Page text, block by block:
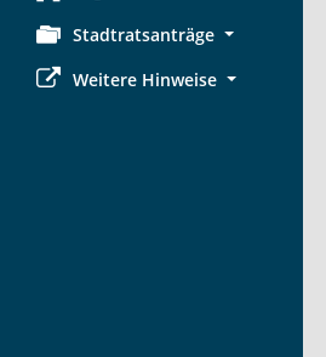
Stadtratsanträge
Weitere Hinweise